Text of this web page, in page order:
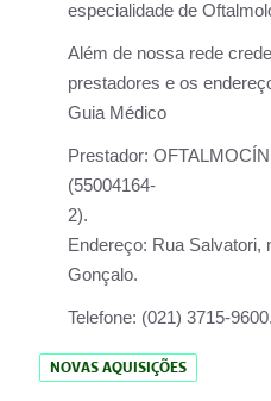
especialidade de
Além de nossa rede
prestadores e os
Guia Médico
Prestador:
(55004164-
Endereço: Rua Salvatori,
Gonçalo.
Telefone: (021) 3715-9600.
NOVAS AQUISIÇÕES